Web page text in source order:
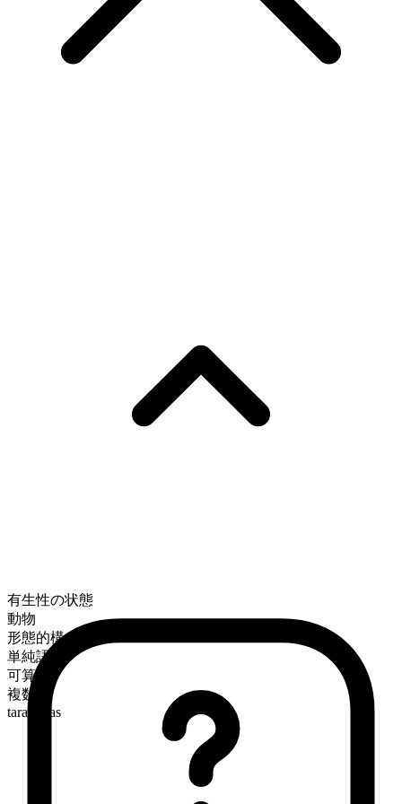
有生性の状態
動物
形態的構成
単純語
可算
複数形
tarantulas